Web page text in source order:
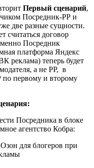
Первый сценарий,
Посредник-РР и
две разные сущности.
считаться договор
Посредник
платформа Яндекс
реклама) теперь будет
а не РР, в
по первому и второму
Посредника в блоке
агентство Кобра: